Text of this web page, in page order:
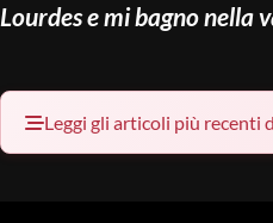
Lourdes e mi bagno nella
Leggi gli articoli più recenti